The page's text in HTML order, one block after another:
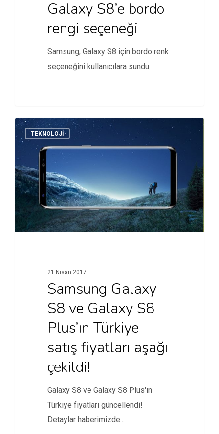
Galaxy S8’e bordo
rengi seçeneği
Samsung, Galaxy S8 için bordo renk
seçeneğini kullanıcılara sundu.
TEKNOLOJI
21 Nisan 2017
Samsung Galaxy
S8 ve Galaxy S8
Plus’ın Türkiye
satış fiyatları aşağı
çekildi!
Galaxy S8 ve Galaxy S8 Plus'ın
Türkiye fiyatları güncellendi!
Detaylar haberimizde...